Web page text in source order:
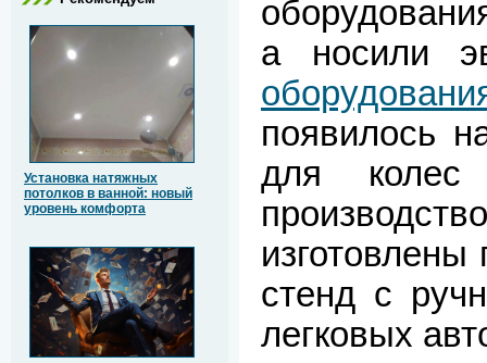
Установка натяжных
потолков в ванной: новый
уровень комфорта
а носили
появилось
для колес
стенд с
легковых